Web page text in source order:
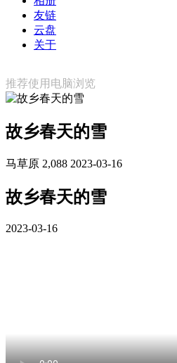
友链
云盘
关于
推荐使用电脑浏览
故乡春天的雪
马草原 2,088 2023-03-16
故乡春天的雪
2023-03-16